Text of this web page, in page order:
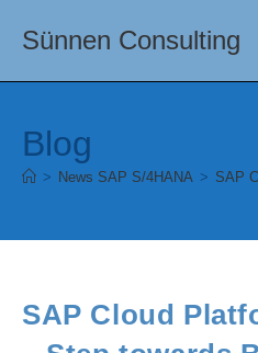
InhaltSünnen Consulting
Blog
> News SAP S/4HANA > SAP
SAP Cloud